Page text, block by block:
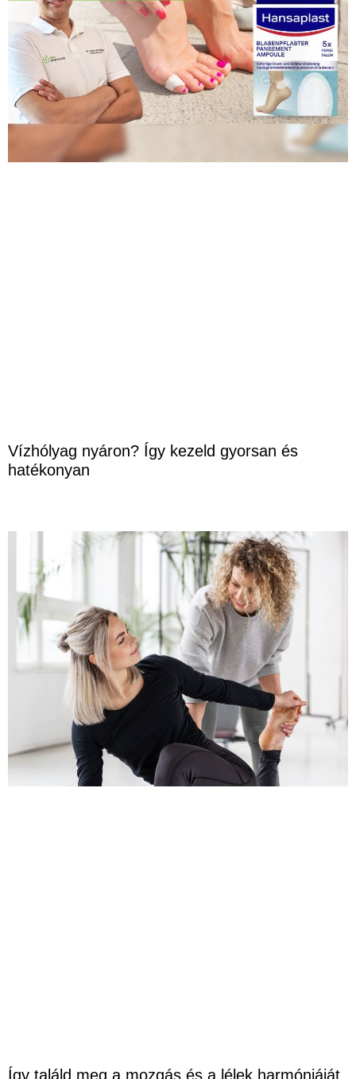
Vízhólyag nyáron? Így kezeld gyorsan és
hatékonyan
Így találd meg a mozgás és a lélek harmóniáját